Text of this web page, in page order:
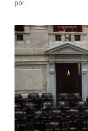
por...